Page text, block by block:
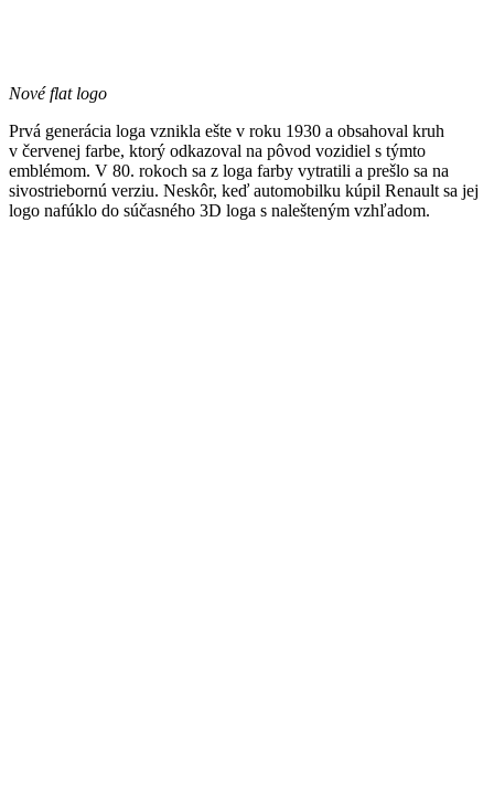
Nové flat logo
Prvá generácia loga vznikla ešte v roku 1930 a obsahoval kruh
v červenej farbe, ktorý odkazoval na pôvod vozidiel s týmto
emblémom. V 80. rokoch sa z loga farby vytratili a prešlo sa na
sivostriebornú verziu. Neskôr, keď automobilku kúpil Renault sa jej
logo nafúklo do súčasného 3D loga s nalešteným vzhľadom.